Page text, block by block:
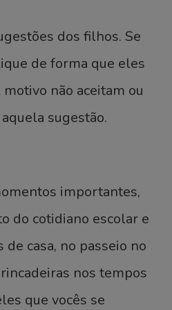
dos filhos. Se
de forma que eles
não aceitam ou
sugestão.
importantes,
do cotidiano escolar e
casa, no passeio no
nos tempos
que vocês se